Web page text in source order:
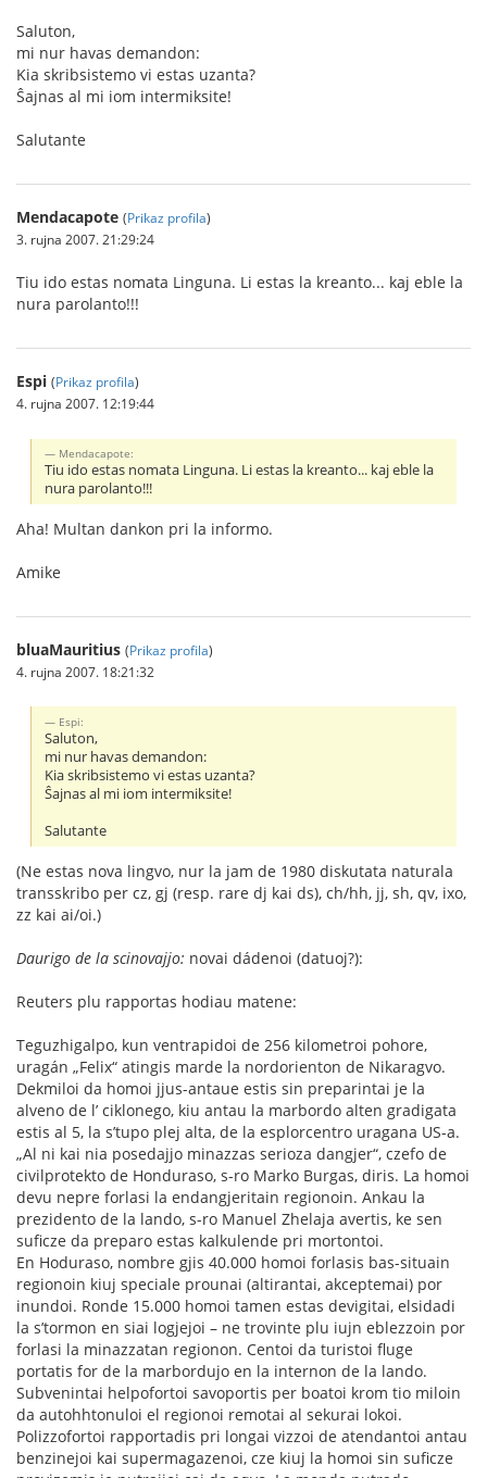
Saluton,
mi nur havas demandon:
Kia skribsistemo vi estas uzanta?
Ŝajnas al mi iom intermiksite!
Salutante
Mendacapote (Prikaz profila)
3. rujna 2007. 21:29:24
Tiu ido estas nomata Linguna. Li estas la kreanto... kaj eble la
nura parolanto!!!
Espi (Prikaz profila)
4. rujna 2007. 12:19:44
Mendacapote:
Tiu ido estas nomata Linguna. Li estas la kreanto... kaj eble la
nura parolanto!!!
Aha! Multan dankon pri la informo.
Amike
bluaMauritius (Prikaz profila)
4. rujna 2007. 18:21:32
Espi:
Saluton,
mi nur havas demandon:
Kia skribsistemo vi estas uzanta?
Ŝajnas al mi iom intermiksite!
Salutante
(Ne estas nova lingvo, nur la jam de 1980 diskutata naturala
transskribo per cz, gj (resp. rare dj kai ds), ch/hh, jj, sh, qv, ixo,
zz kai ai/oi.)
Daurigo de la scinovajjo: novai dádenoi (datuoj?):
Reuters plu rapportas hodiau matene:
Teguzhigalpo, kun ventrapidoi de 256 kilometroi pohore,
uragán „Felix“ atingis marde la nordorienton de Nikaragvo.
Dekmiloi da homoi jjus-antaue estis sin preparintai je la
alveno de l’ ciklonego, kiu antau la marbordo alten gradigata
estis al 5, la s’tupo plej alta, de la esplorcentro uragana US-a.
„Al ni kai nia posedajjo minazzas serioza dangjer“, czefo de
civilprotekto de Honduraso, s-ro Marko Burgas, diris. La homoi
devu nepre forlasi la endangjeritain regionoin. Ankau la
prezidento de la lando, s-ro Manuel Zhelaja avertis, ke sen
suficze da preparo estas kalkulende pri mortontoi.
En Hoduraso, nombre gjis 40.000 homoi forlasis bas-situain
regionoin kiuj speciale prounai (altirantai, akceptemai) por
inundoi. Ronde 15.000 homoi tamen estas devigitai, elsidadi
la s’tormon en siai logjejoi – ne trovinte plu iujn eblezzoin por
forlasi la minazzatan regionon. Centoi da turistoi fluge
portatis for de la marbordujo en la internon de la lando.
Subvenintai helpofortoi savoportis per boatoi krom tio miloin
da autohhtonuloi el regionoi remotai al sekurai lokoi.
Polizzofortoi rapportadis pri longai vizzoi de atendantoi antau
benzinejoi kai supermagazenoi, cze kiuj la homoi sin suficze